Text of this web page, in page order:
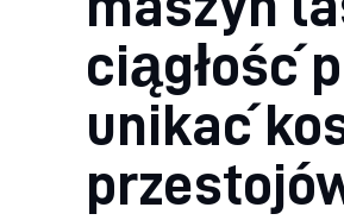
ciągłość
unikać